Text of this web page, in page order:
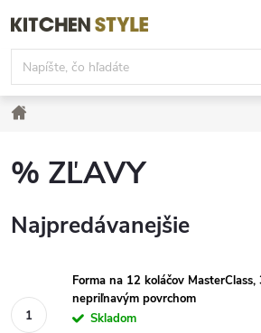
na
obsah
% ZĽAVY
Najpredávanejšie
Forma na 12 koláčov
nepriľnavým povrchom
Skladom